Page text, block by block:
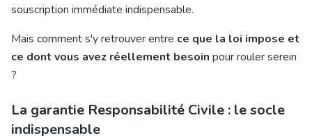
souscription immédiate indispensable.
Mais comment s'y retrouver entre ce que la loi impose et
ce dont vous avez réellement besoin pour rouler serein
?
La garantie Responsabilité Civile : le socle
indispensable